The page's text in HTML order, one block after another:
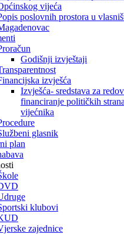
vijeća
poslovnih prostora u
Godišnji izvještaji
izvješća
Izvješća- sredstava za
financiranje političkih
vijećnika
glasnik
plan
klubovi
zajednice